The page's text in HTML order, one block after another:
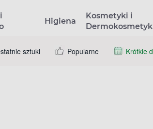
Higiena
Kosmetyki i
sztuki Popularne Krótkie